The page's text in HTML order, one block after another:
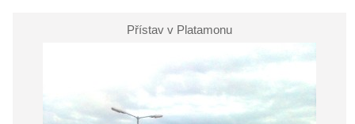
Přístav v Platamonu